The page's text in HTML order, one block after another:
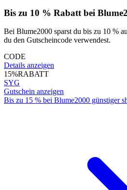
Bis zu 10 % Rabatt bei
Bei Blume2000 sparst du bis zu 10 %
du den Gutscheincode verwendest.
CODE
Details anzeigen
15%RABATT
SYG
Gutschein anzeigen
Bis zu 15 % bei Blume2000 günstiger